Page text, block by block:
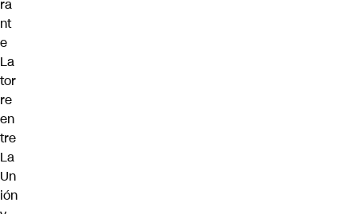
ra
nt
e
La
tor
re
en
tre
La
Un
ión